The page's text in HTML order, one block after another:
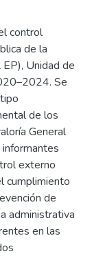
control
de la
Unidad de
Se
de los
General
externo
cumplimiento
de
administrativa
en las